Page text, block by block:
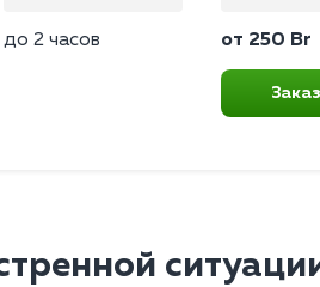
до 2 часов от 250 Br